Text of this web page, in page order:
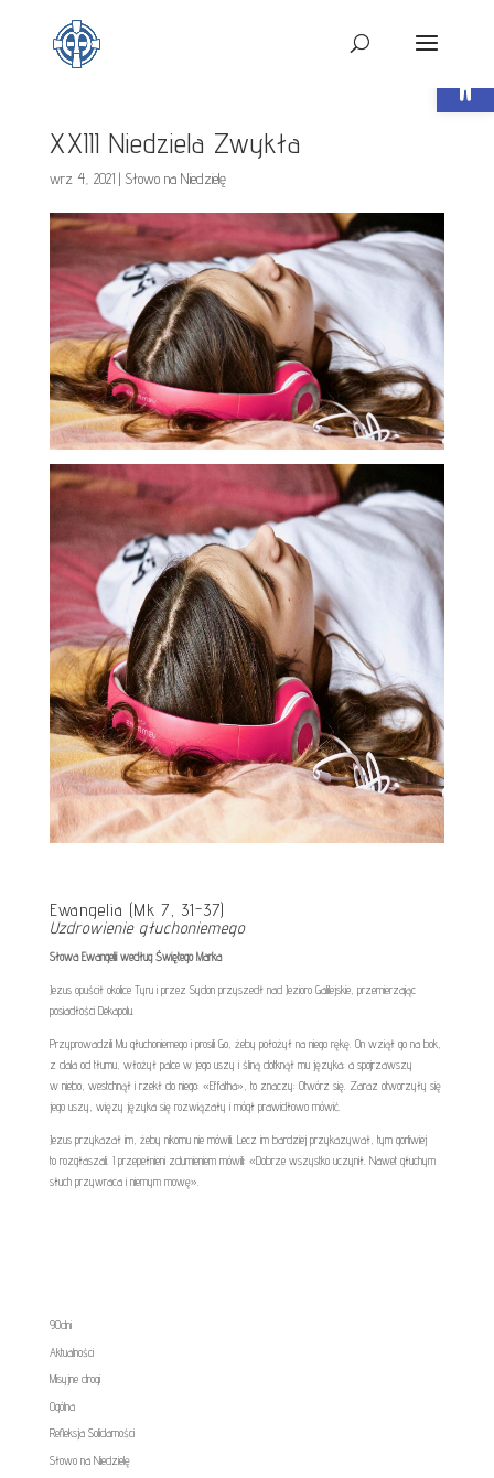
XXIII Niedziela Zwykła
wrz 4, 2021| Słowo na Niedzielę
Ewangelia (Mk 7, 31-37)
Uzdrowienie głuchoniemego
Słowa Ewangelii według Świętego Marka
Jezus opuścił okolice Tyru i przez Sydon przyszedł nad Jezioro Galilejskie, przemierzając
posiadłości Dekapolu.
Przyprowadzili Mu głuchoniemego i prosili Go, żeby położył na niego rękę. On wziął go na bok,
z dala od tłumu, włożył palce w jego uszy i śliną dotknął mu języka; a spojrzawszy
w niebo, westchnął i rzekł do niego: «Effatha», to znaczy: Otwórz się. Zaraz otworzyły się
jego uszy, więzy języka się rozwiązały i mógł prawidłowo mówić.
Jezus przykazał im, żeby nikomu nie mówili. Lecz im bardziej przykazywał, tym gorliwiej
to rozgłaszali. I przepełnieni zdumieniem mówili: «Dobrze wszystko uczynił. Nawet głuchym
słuch przywraca i niemym mowę».
90dni
Aktualności
Misyjne drogi
Ogólna
Refleksja Solidarności
Słowo na Niedzielę